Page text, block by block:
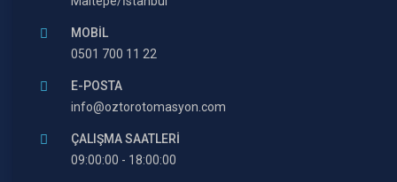
MOBIL
0501 700 11 22
E-POSTA
info@oztorotomasyon.com
ÇALIŞMA SAATLERI
09:00:00 - 18:00:00